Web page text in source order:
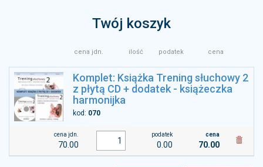
Twój koszyk
cena jdn. ilość podatek cena
Komplet: Książka Trening słuchowy 2
z płytą CD + dodatek - książeczka
harmonijka
kod: 070
cena jdn.
70.00
podatek
0.00
cena
70.00